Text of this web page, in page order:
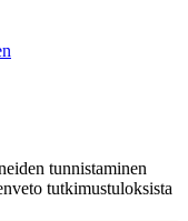
tunnistaminen
tutkimustuloksista